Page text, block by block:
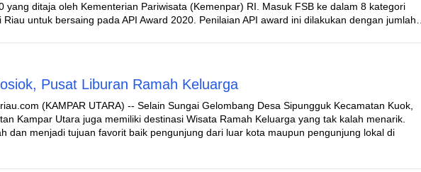
yang ditaja oleh Kementerian Pariwisata (Kemenpar) RI. Masuk FSB ke dalam 8 kategori
untuk bersaing pada API Award 2020. Penilaian API award ini dilakukan dengan jumlah…
Pusat Liburan Ramah Keluarga
(KAMPAR UTARA) -- Selain Sungai Gelombang Desa Sipungguk Kecamatan Kuok,
Kampar Utara juga memiliki destinasi Wisata Ramah Keluarga yang tak kalah menarik.
dan menjadi tujuan favorit baik pengunjung dari luar kota maupun pengunjung lokal di